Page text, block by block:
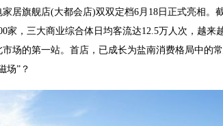
家居旗舰店(大都会店)双双定档6月18日正式亮相。
家，三大商业综合体日均客流达12.5万人次，越来
市场的第一站。首店，已成长为盐南消费格局中的
场”？